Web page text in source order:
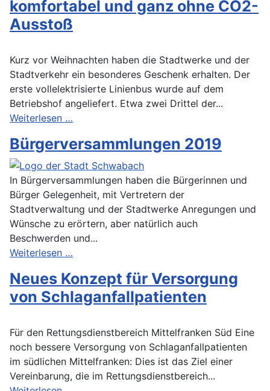
komfortabel und ganz ohne CO2-
Ausstoß
Kurz vor Weihnachten haben die Stadtwerke und der
Stadtverkehr ein besonderes Geschenk erhalten. Der
erste vollelektrisierte Linienbus wurde auf dem
Betriebshof angeliefert. Etwa zwei Drittel der...
Weiterlesen …
Bürgerversammlungen 2019
In Bürgerversammlungen haben die Bürgerinnen und
Bürger Gelegenheit, mit Vertretern der
Stadtverwaltung und der Stadtwerke Anregungen und
Wünsche zu erörtern, aber natürlich auch
Beschwerden und...
Weiterlesen …
Neues Konzept für Versorgung
von Schlaganfallpatienten
Für den Rettungsdienstbereich Mittelfranken Süd Eine
noch bessere Versorgung von Schlaganfallpatienten
im südlichen Mittelfranken: Dies ist das Ziel einer
Vereinbarung, die im Rettungsdienstbereich...